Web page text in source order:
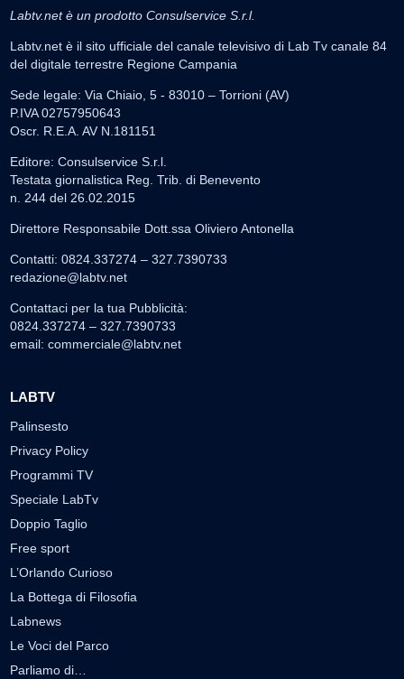
Labtv.net è un prodotto Consulservice S.r.l.
Labtv.net è il sito ufficiale del canale televisivo di Lab Tv canale 84
del digitale terrestre Regione Campania
Sede legale: Via Chiaio, 5 - 83010 – Torrioni (AV)
P.IVA 02757950643
Oscr. R.E.A. AV N.181151
Editore: Consulservice S.r.l.
Testata giornalistica Reg. Trib. di Benevento
n. 244 del 26.02.2015
Direttore Responsabile Dott.ssa Oliviero Antonella
Contatti: 0824.337274 – 327.7390733
redazione@labtv.net
Contattaci per la tua Pubblicità:
0824.337274 – 327.7390733
email: commerciale@labtv.net
LABTV
Palinsesto
Privacy Policy
Programmi TV
Speciale LabTv
Doppio Taglio
Free sport
L’Orlando Curioso
La Bottega di Filosofia
Labnews
Le Voci del Parco
Parliamo di…